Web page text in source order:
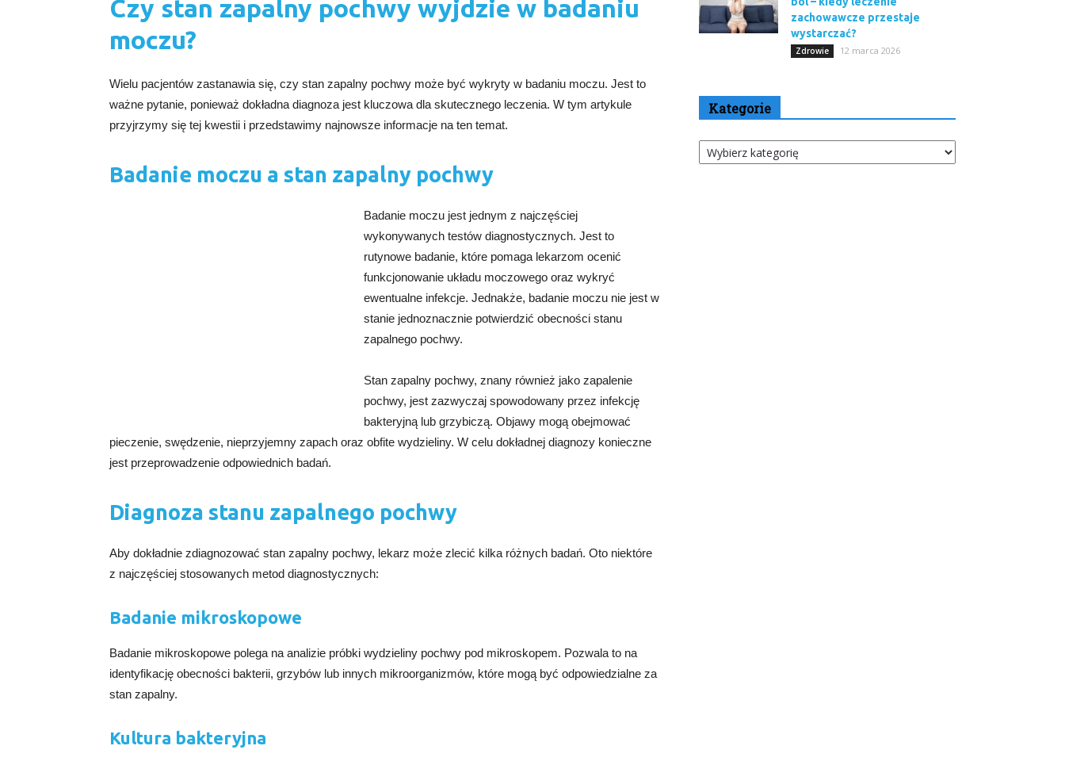
Czy stan zapalny pochwy wyjdzie w badaniu
moczu?
Wielu pacjentów zastanawia się, czy stan zapalny pochwy może być wykryty w badaniu moczu. Jest to
ważne pytanie, ponieważ dokładna diagnoza jest kluczowa dla skutecznego leczenia. W tym artykule
przyjrzymy się tej kwestii i przedstawimy najnowsze informacje na ten temat.
Badanie moczu a stan zapalny pochwy
Badanie moczu jest jednym z najczęściej
wykonywanych testów diagnostycznych. Jest to
rutynowe badanie, które pomaga lekarzom ocenić
funkcjonowanie układu moczowego oraz wykryć
ewentualne infekcje. Jednakże, badanie moczu nie jest w
stanie jednoznacznie potwierdzić obecności stanu
zapalnego pochwy.
Stan zapalny pochwy, znany również jako zapalenie
pochwy, jest zazwyczaj spowodowany przez infekcję
bakteryjną lub grzybiczą. Objawy mogą obejmować
pieczenie, swędzenie, nieprzyjemny zapach oraz obfite wydzieliny. W celu dokładnej diagnozy konieczne
jest przeprowadzenie odpowiednich badań.
Diagnoza stanu zapalnego pochwy
Aby dokładnie zdiagnozować stan zapalny pochwy, lekarz może zlecić kilka różnych badań. Oto niektóre
z najczęściej stosowanych metod diagnostycznych:
Badanie mikroskopowe
Badanie mikroskopowe polega na analizie próbki wydzieliny pochwy pod mikroskopem. Pozwala to na
identyfikację obecności bakterii, grzybów lub innych mikroorganizmów, które mogą być odpowiedzialne za
stan zapalny.
Kultura bakteryjna
zachowawcze przestaje
wystarczać?
Zdrowie 12 marca 2026
Kategorie
Kategorie